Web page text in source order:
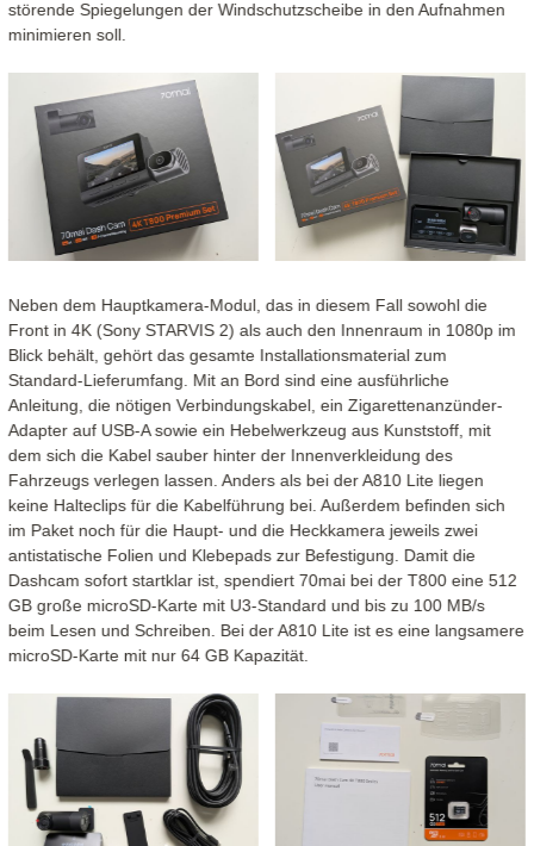
störende Spiegelungen der Windschutzscheibe in den Aufnahmen
minimieren soll.
Neben dem Hauptkamera-Modul, das in diesem Fall sowohl die
Front in 4K (Sony STARVIS 2) als auch den Innenraum in 1080p im
Blick behält, gehört das gesamte Installationsmaterial zum
Standard-Lieferumfang. Mit an Bord sind eine ausführliche
Anleitung, die nötigen Verbindungskabel, ein Zigarettenanzünder-
Adapter auf USB-A sowie ein Hebelwerkzeug aus Kunststoff, mit
dem sich die Kabel sauber hinter der Innenverkleidung des
Fahrzeugs verlegen lassen. Anders als bei der A810 Lite liegen
keine Halteclips für die Kabelführung bei. Außerdem befinden sich
im Paket noch für die Haupt- und die Heckkamera jeweils zwei
antistatische Folien und Klebepads zur Befestigung. Damit die
Dashcam sofort startklar ist, spendiert 70mai bei der T800 eine 512
GB große microSD-Karte mit U3-Standard und bis zu 100 MB/s
beim Lesen und Schreiben. Bei der A810 Lite ist es eine langsamere
microSD-Karte mit nur 64 GB Kapazität.